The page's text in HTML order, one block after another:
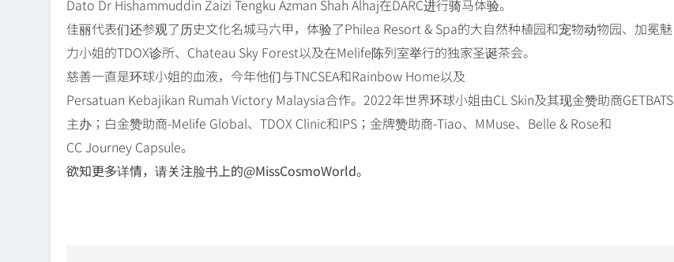
Dato Dr Hishammuddin Zaizi Tengku Azman Shah Alhaj在DARC进行骑马体验。
佳丽代表们还参观了历史文化名城马六甲，体验了Philea Resort & Spa的大自然种植园和宠物动物园、加冕魅
力小姐的TDOX诊所、Chateau Sky Forest以及在Melife陈列室举行的独家圣诞茶会。
慈善一直是环球小姐的血液，今年他们与TNCSEA和Rainbow Home以及
Persatuan Kebajikan Rumah Victory Malaysia合作。2022年世界环球小姐由CL Skin及其现金赞助商GETBATS
主办；白金赞助商-Melife Global、TDOX Clinic和IPS；金牌赞助商-Tiao、MMuse、Belle & Rose和
CC Journey Capsule。
欲知更多详情，请关注脸书上的@MissCosmoWorld。